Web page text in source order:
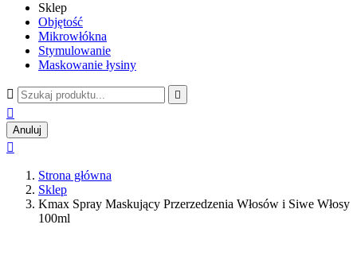
Sklep
Objętość
Mikrowłókna
Stymulowanie
Maskowanie łysiny
 

Anuluj

Strona główna
Sklep
Kmax Spray Maskujący Przerzedzenia Włosów i Siwe Włosy
100ml